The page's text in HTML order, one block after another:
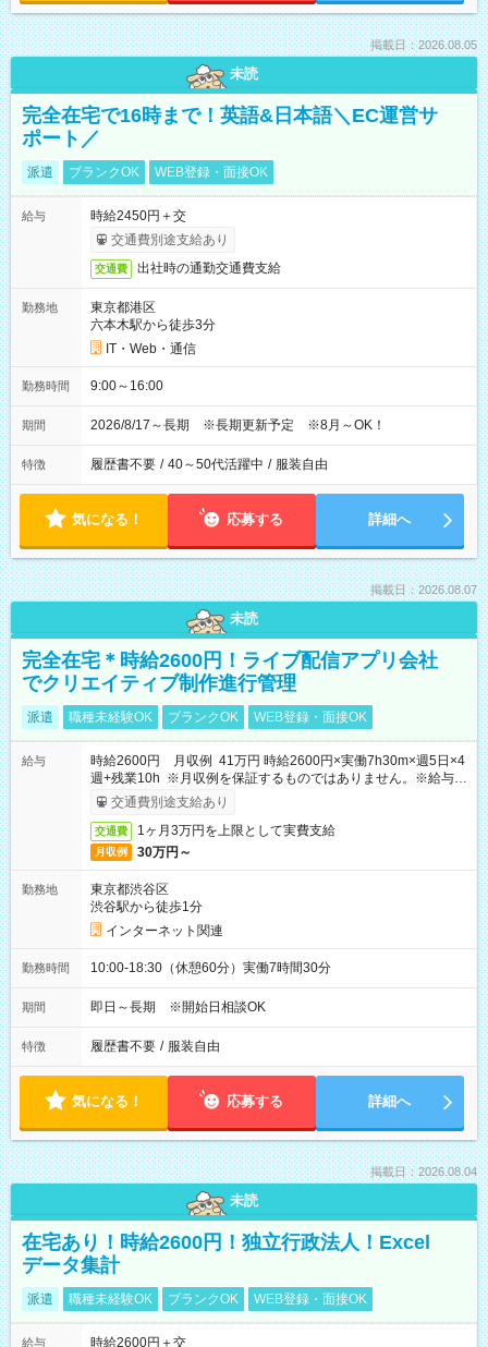
掲載日：2026.08.05
未読
完全在宅で16時まで！英語&日本語＼EC運営サ
ポート／
派遣 ブランクOK WEB登録・面接OK
給与
時給2450円＋交
交通費別途支給あり
交通費 出社時の通勤交通費支給
勤務地
東京都港区
六本木駅から徒歩3分
IT・Web・通信
勤務時間 9:00～16:00
期間 2026/8/17～長期 ※長期更新予定 ※8月～OK！
特徴 履歴書不要 / 40～50代活躍中 / 服装自由
気になる！ 応募する 詳細へ
掲載日：2026.08.07
未読
完全在宅＊時給2600円！ライブ配信アプリ会社
でクリエイティブ制作進行管理
派遣 職種未経験OK ブランクOK WEB登録・面接OK
給与
時給2600円 月収例 41万円 時給2600円×実働7h30m×週5日×4
週+残業10h ※月収例を保証するものではありません。※給与即
受取りサービス利用可（利用条件有）
交通費別途支給あり
交通費 1ヶ月3万円を上限として実費支給
月収例 30万円～
勤務地
東京都渋谷区
渋谷駅から徒歩1分
インターネット関連
勤務時間 10:00-18:30（休憩60分）実働7時間30分
期間 即日～長期 ※開始日相談OK
特徴 履歴書不要 / 服装自由
気になる！ 応募する 詳細へ
掲載日：2026.08.04
未読
在宅あり！時給2600円！独立行政法人！Excel
データ集計
派遣 職種未経験OK ブランクOK WEB登録・面接OK
給与 時給2600円＋交